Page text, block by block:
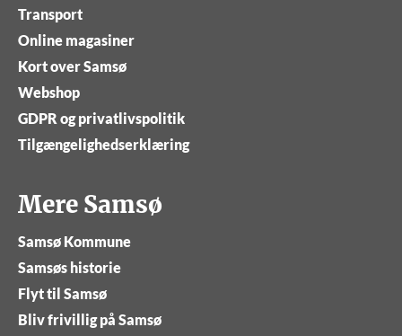
Transport
Online magasiner
Kort over Samsø
Webshop
GDPR og privatlivspolitik
Tilgængelighedserklæring
Mere Samsø
Samsø Kommune
Samsøs historie
Flyt til Samsø
Bliv frivillig på Samsø